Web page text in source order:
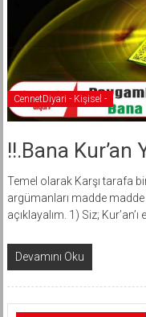
CennetDiyari - Kişisel -
!!.Bana Kur’an
Temel olarak Karşı tarafa
argümanları madde
açıklayalım. 1) Siz; Kur’an’ı
Devamını Oku